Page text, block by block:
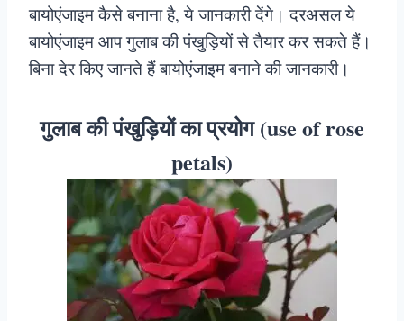
बायोएंजाइम कैसे बनाना है, ये जानकारी देंगे। दरअसल ये
बायोएंजाइम आप गुलाब की पंखुड़ियों से तैयार कर सकते हैं।
बिना देर किए जानते हैं बायोएंजाइम बनाने की जानकारी।
गुलाब की पंखुड़ियों का प्रयोग (use of rose
petals)